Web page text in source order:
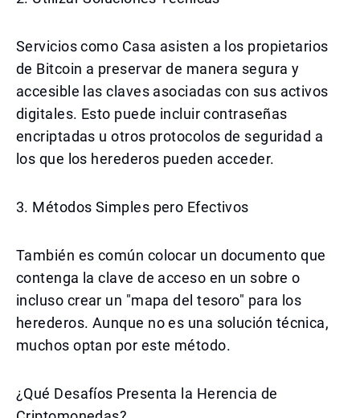
Servicios como Casa asisten a los propietarios
de Bitcoin a preservar de manera segura y
accesible las claves asociadas con sus activos
digitales. Esto puede incluir contraseñas
encriptadas u otros protocolos de seguridad a
los que los herederos pueden acceder.
3. Métodos Simples pero Efectivos
También es común colocar un documento que
contenga la clave de acceso en un sobre o
incluso crear un "mapa del tesoro" para los
herederos. Aunque no es una solución técnica,
muchos optan por este método.
¿Qué Desafíos Presenta la Herencia de